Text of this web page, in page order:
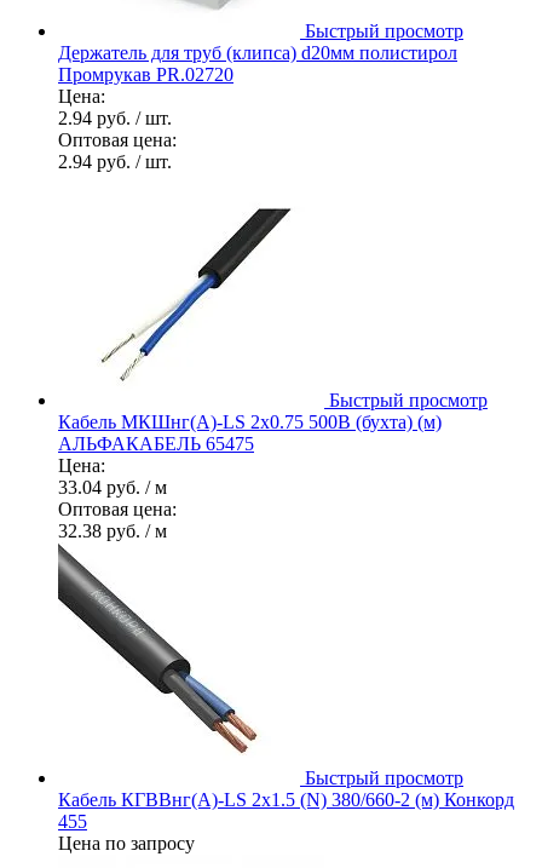
Быстрый просмотр
Держатель для труб (клипса) d20мм полистирол
Промрукав PR.02720
Цена:
2.94 руб. / шт.
Оптовая цена:
2.94 руб. / шт.
Быстрый просмотр
Кабель МКШнг(А)-LS 2х0.75 500В (бухта) (м)
АЛЬФАКАБЕЛЬ 65475
Цена:
33.04 руб. / м
Оптовая цена:
32.38 руб. / м
Быстрый просмотр
Кабель КГВВнг(А)-LS 2х1.5 (N) 380/660-2 (м) Конкорд
455
Цена по запросу